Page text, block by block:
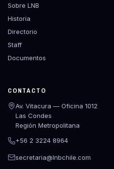
Sobre LNB
Historia
Directorio
Staff
Documentos
CONTACTO
Av. Vitacura — Oficina 1012
Las Condes
Región Metropolitana
+56 2 3224 8964
secretaria@lnbchile.com